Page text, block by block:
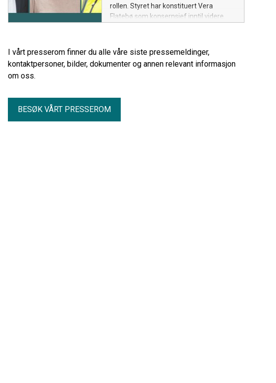
rollen. Styret har konstituert Vera
Flatebø som konsernsjef inntil videre.
I vårt presserom finner du alle våre siste pressemeldinger,
kontaktpersoner, bilder, dokumenter og annen relevant informasjon
om oss.
BESØK VÅRT PRESSEROM